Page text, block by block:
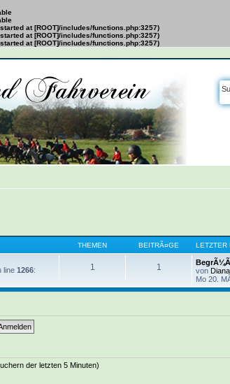
at [ROOT]/includes/functions.php:3257)
at [ROOT]/includes/functions.php:3257)
at [ROOT]/includes/functions.php:3257)
THEMEN BEITRÃ¤GE LETZTER
line 1266:
1 1
von Diana
Mo 20.
der letzten 5 Minuten)